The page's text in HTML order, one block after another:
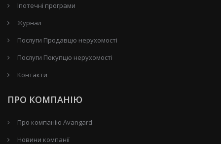
Іпотечні програми
Журнал
Послуги Продавцю нерухомості
Послуги Покупцю нерухомості
Контакти
ПРО КОМПАНІЮ
Про компанію Avangard
Новини компанії